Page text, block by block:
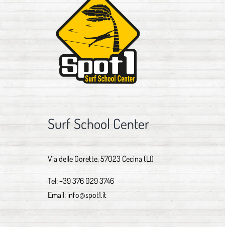
Surf School Center
Via delle Gorette, 57023 Cecina (LI)
Tel:+39 376 029 3746
Email: info@spot1.it